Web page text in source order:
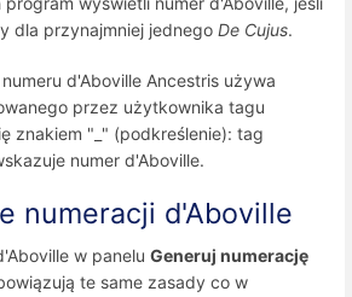
dla przynajmniej jednego De Cujus.
d'Aboville Ancestris używa
przez użytkownika tagu
znakiem "_" (podkreślenie): tag
numer d'Aboville.
numeracji d'Aboville
w panelu Generuj numerację
te same zasady co w